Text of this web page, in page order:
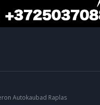
Autokaubad Raplas